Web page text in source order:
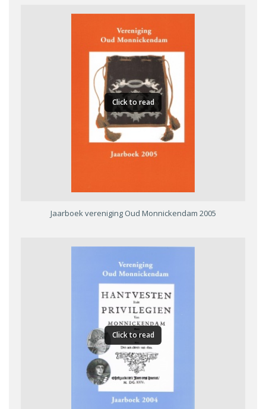
Click to read
Jaarboek vereniging Oud Monnickendam 2005
Click to read